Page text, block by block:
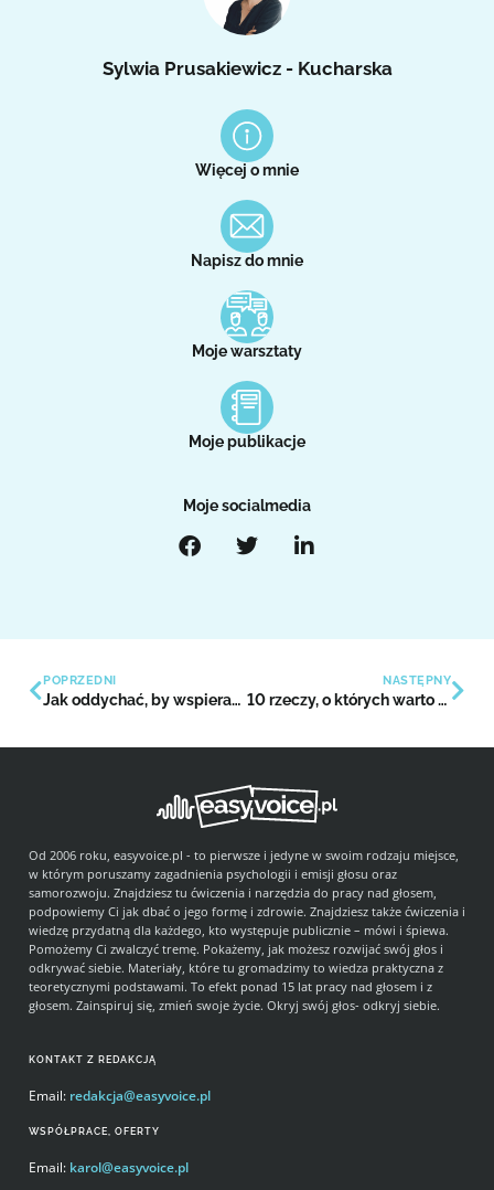
Sylwia Prusakiewicz - Kucharska
Więcej o mnie
Napisz do mnie
Moje warsztaty
Moje publikacje
Moje socialmedia
POPRZEDNI
Jak oddychać, by wspierać mowę i głos?
NASTĘPNY
10 rzeczy, o których warto pamiętać w trudnych chwilach
KONTAKT Z REDAKCJĄ
Email: redakcja@easyvoice.pl
WSPÓŁPRACE, OFERTY
Email: karol@easyvoice.pl
Od 2006 roku, easyvoice.pl - to pierwsze i jedyne w swoim rodzaju miejsce,
w którym poruszamy zagadnienia psychologii i emisji głosu oraz
samorozwoju. Znajdziesz tu ćwiczenia i narzędzia do pracy nad głosem,
podpowiemy Ci jak dbać o jego formę i zdrowie. Znajdziesz także ćwiczenia i
wiedzę przydatną dla każdego, kto występuje publicznie – mówi i śpiewa.
Pomożemy Ci zwalczyć tremę. Pokażemy, jak możesz rozwijać swój głos i
odkrywać siebie. Materiały, które tu gromadzimy to wiedza praktyczna z
teoretycznymi podstawami. To efekt ponad 15 lat pracy nad głosem i z
głosem. Zainspiruj się, zmień swoje życie. Okryj swój głos- odkryj siebie.